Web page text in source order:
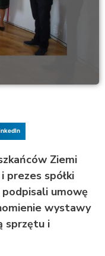
Ziemi
prezes spółki
umowę
wystawy
sprzętu i